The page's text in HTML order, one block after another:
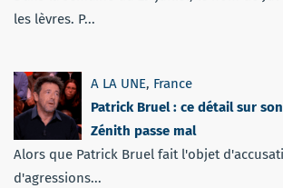
les lèvres. P...
A LA UNE, France
Patrick Bruel : ce détail sur
Zénith passe mal
Alors que Patrick Bruel fait l'objet
d'agressions...